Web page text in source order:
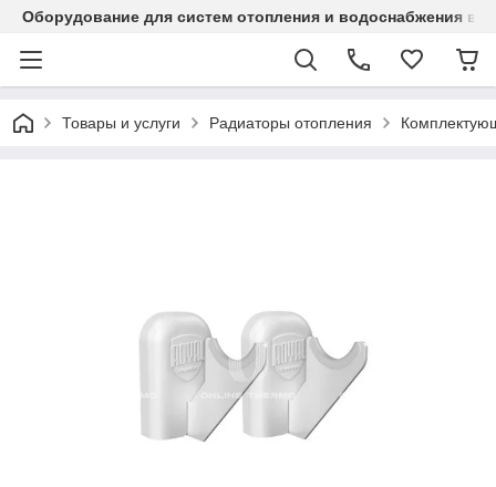
Оборудование для систем отопления и водоснабжения в
Товары и услуги Радиаторы отопления